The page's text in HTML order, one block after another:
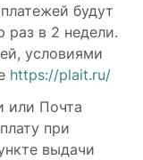
будут
раз в 2 недели.
условиями
https://plait.ru/
или Почта
при
выдачи